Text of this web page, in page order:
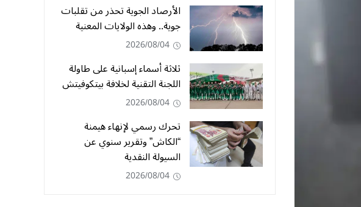
الأرصاد الجوية تحذر من تقلبات
جوية.. وهذه الولايات المعنية
2026/08/04
ثلاثة أسماء إسبانية على طاولة
اللجنة التقنية لخلافة بيتكوفيتش
2026/08/04
تحرك رسمي لإنهاء هيمنة
“الكاش” وتقرير سنوي عن
السيولة النقدية
2026/08/04